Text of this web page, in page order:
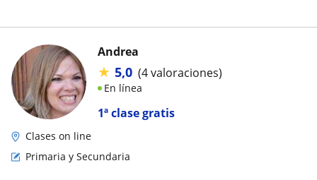
1ª clase gratis
Andrea
★ 5,0 (4 valoraciones)
En línea
Clases on line
Primaria y Secundaria